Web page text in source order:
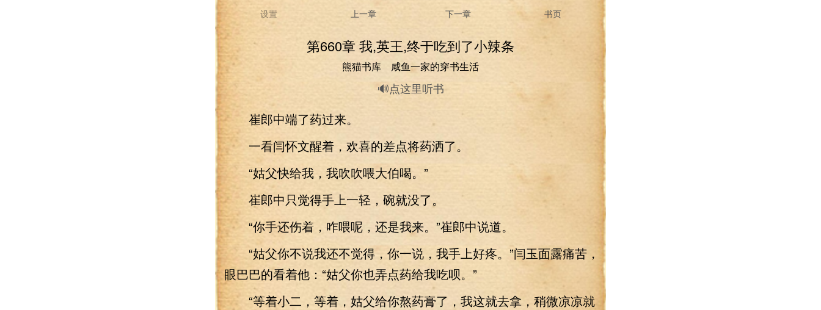
设置 上一章 下一章 书页
第660章 我,英王,终于吃到了小辣条
熊猫书库 咸鱼一家的穿书生活
🔊点这里听书
崔郎中端了药过来。
一看闫怀文醒着，欢喜的差点将药洒了。
“姑父快给我，我吹吹喂大伯喝。”
崔郎中只觉得手上一轻，碗就没了。
“你手还伤着，咋喂呢，还是我来。”崔郎中说道。
“姑父你不说我还不觉得，你一说，我手上好疼。”闫玉面露痛苦，
眼巴巴的看着他：“姑父你也弄点药给我吃呗。”
“等着小二，等着，姑父给你熬药膏了，我这就去拿，稍微凉凉就